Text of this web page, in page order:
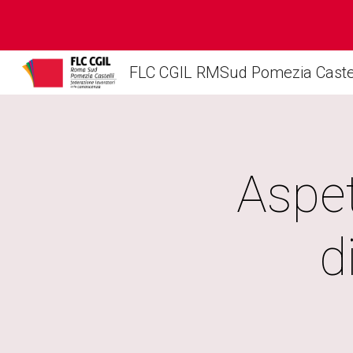
FLC CGIL RMSud Pomezia